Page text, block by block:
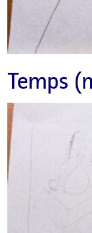
Temps